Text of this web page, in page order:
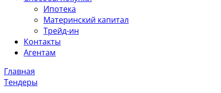
Ипотека
Материнский капитал
Трейд-ин
Контакты
Агентам
Главная
Тендеры